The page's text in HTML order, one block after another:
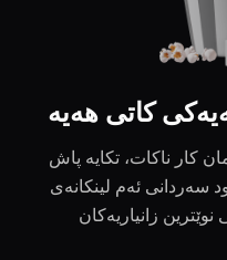
کاتی هەیە
کار ناکات، تکایە پاش
سەردانی ئەم لینکانەی
زانیاریەکان